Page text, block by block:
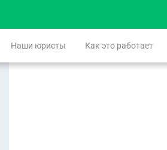
Наши юристы Как это работает